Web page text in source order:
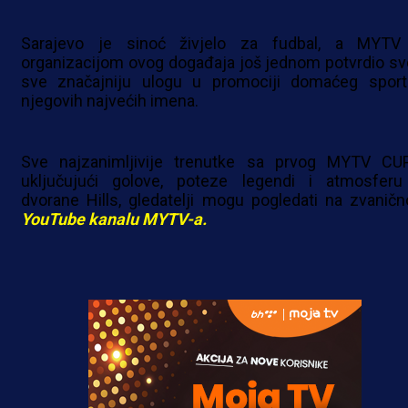
Sarajevo je sinoć živjelo za fudbal, a
organizacijom ovog događaja još jednom potvrdio
sve značajniju ulogu u promociji domaćeg
njegovih najvećih imena.
Sve najzanimljivije trenutke sa prvog MYTV
uključujući golove, poteze legendi i
dvorane Hills, gledatelji mogu pogledati na
YouTube kanalu MYTV-a.